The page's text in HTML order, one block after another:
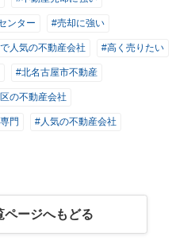
ンター #売却に強い
人気の不動産会社 #高く売りたい
#北名古屋市不動産
の不動産会社
門 #人気の不動産会社
ページへもどる